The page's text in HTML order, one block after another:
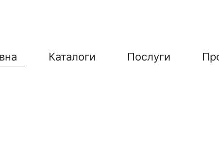
Каталоги Послуги